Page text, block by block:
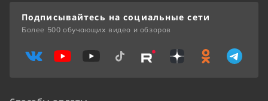
Подписывайтесь на социальные сети
Более 500 обучающих видео и обзоров